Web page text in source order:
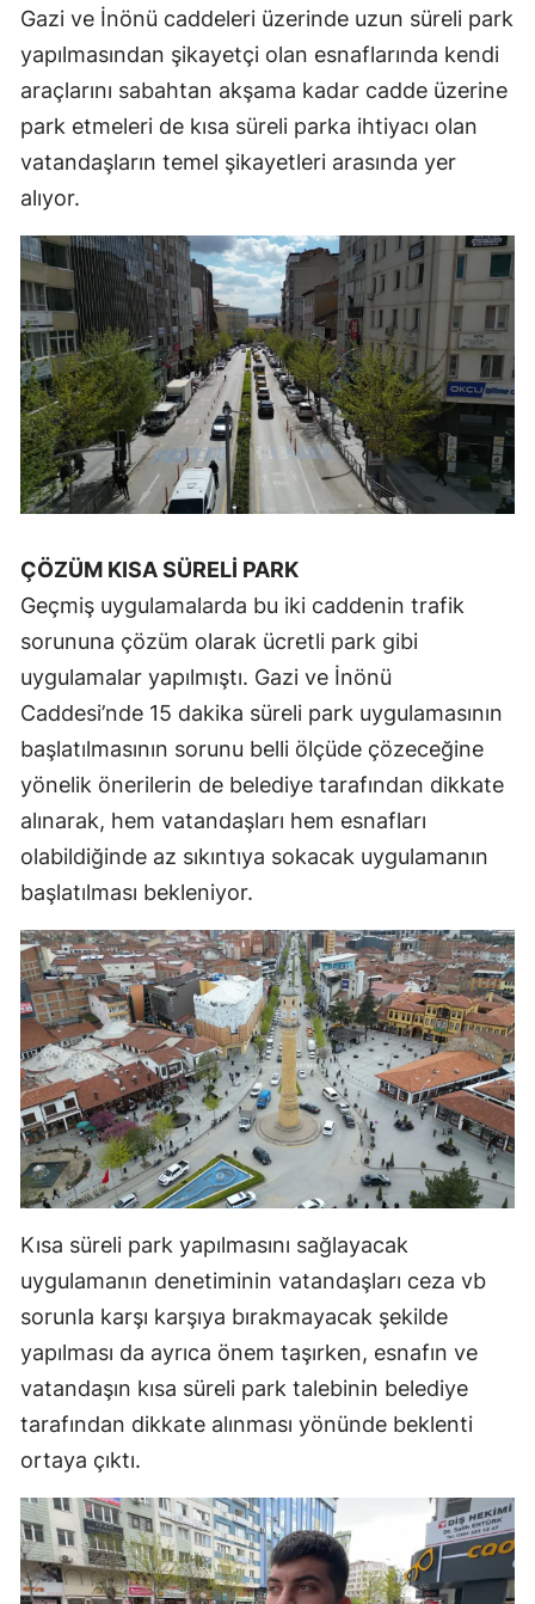
Samsun
Siirt
Sinop
Tekirdağ
Tokat
Trabzon
Tunceli
Şanlıurfa
Uşak
Zonguldak
Aksaray
Bayburt
Karaman
Kırıkkale
Batman
Bartın
Ardahan
Iğdır
Yalova
Karabük
Kilis
Düzce
Gazi ve İnönü caddeleri üzerinde uzun süreli park
yapılmasından şikayetçi olan esnaflarında kendi
araçlarını sabahtan akşama kadar cadde üzerine
park etmeleri de kısa süreli parka ihtiyacı olan
vatandaşların temel şikayetleri arasında yer
alıyor.
ÇÖZÜM KISA SÜRELİ PARK
Geçmiş uygulamalarda bu iki caddenin trafik
sorununa çözüm olarak ücretli park gibi
uygulamalar yapılmıştı. Gazi ve İnönü
Caddesi’nde 15 dakika süreli park uygulamasının
başlatılmasının sorunu belli ölçüde çözeceğine
yönelik önerilerin de belediye tarafından dikkate
alınarak, hem vatandaşları hem esnafları
olabildiğinde az sıkıntıya sokacak uygulamanın
başlatılması bekleniyor.
Kısa süreli park yapılmasını sağlayacak
uygulamanın denetiminin vatandaşları ceza vb
sorunla karşı karşıya bırakmayacak şekilde
yapılması da ayrıca önem taşırken, esnafın ve
vatandaşın kısa süreli park talebinin belediye
tarafından dikkate alınması yönünde beklenti
ortaya çıktı.